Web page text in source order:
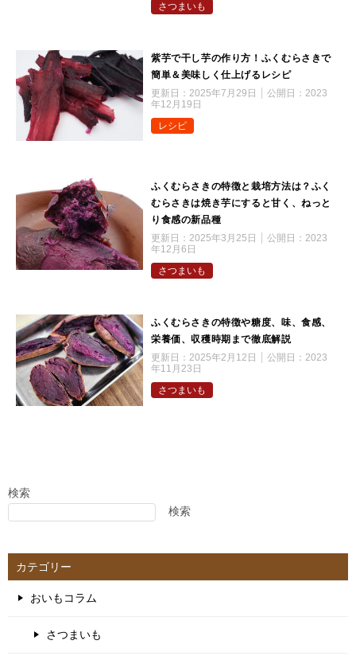
さつまいも
紫芋で干し芋の作り方！ふくむらさきで
簡単＆美味しく仕上げるレシピ
更新日： 2025年7月29日 公開日： 2023
年12月19日
レシピ
ふくむらさきの特徴と栽培方法は？ふく
むらさきは焼き芋にすると甘く、ねっと
り食感の新品種
更新日： 2025年3月25日 公開日： 2023
年12月6日
さつまいも
ふくむらさきの特徴や糖度、味、食感、
栄養価、収穫時期まで徹底解説
更新日： 2025年2月12日 公開日： 2023
年11月23日
さつまいも
検索
検索
カテゴリー
おいもコラム
さつまいも